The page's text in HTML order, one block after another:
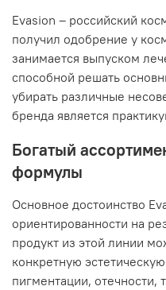
Evasion – российский
получил одобрение у
занимается выпуском
способной решать
убирать различные
бренда является
Богатый
формулы
Основное достоинство
ориентированности на
продукт из этой линии
конкретную
пигментации, отечности,